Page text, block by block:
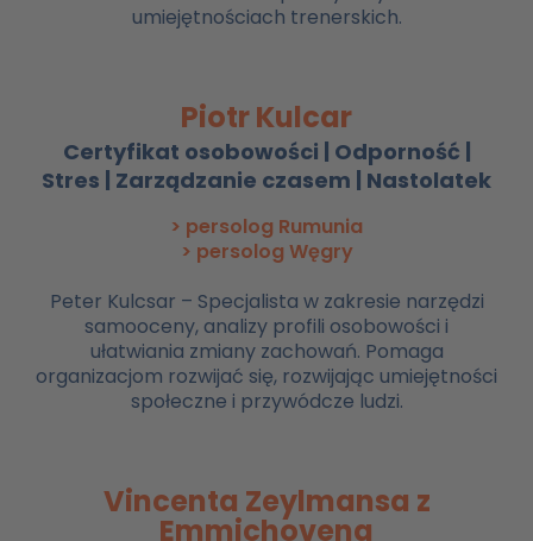
umiejętnościach trenerskich.
Piotr Kulcar
Certyfikat osobowości | Odporność |
Stres | Zarządzanie czasem | Nastolatek
> persolog Rumunia
> persolog Węgry
Peter Kulcsar – Specjalista w zakresie narzędzi
samooceny, analizy profili osobowości i
ułatwiania zmiany zachowań. Pomaga
organizacjom rozwijać się, rozwijając umiejętności
społeczne i przywódcze ludzi.
Vincenta Zeylmansa z
Emmichovena